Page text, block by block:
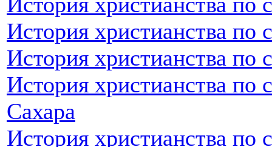
История христианства по
История христианства по
История христианства по
Сахара
История христианства по